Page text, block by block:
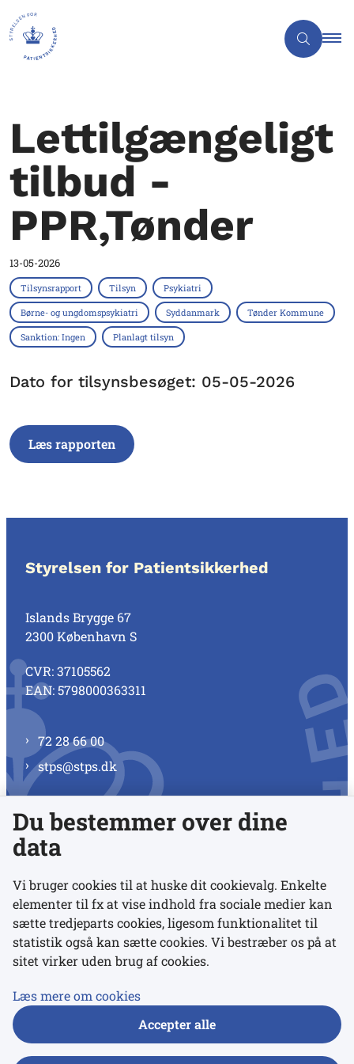
Lettilgængeligt
tilbud -
PPR,Tønder
13-05-2026
Tilsynsrapport Tilsyn Psykiatri
Børne- og ungdomspsykiatri Syddanmark Tønder Kommune
Sanktion: Ingen Planlagt tilsyn
Dato for tilsynsbesøget: 05-05-2026
Læs rapporten
Styrelsen for Patientsikkerhed
Islands Brygge 67
2300 København S
CVR: 37105562
EAN: 5798000363311
72 28 66 00
stps@stps.dk
Se alle kontaktnumre
Links
Udgivelser
Du bestemmer over dine
data
Vi bruger cookies til at huske dit cookievalg. Enkelte
elementer til fx at vise indhold fra sociale medier kan
sætte tredjeparts cookies, ligesom funktionalitet til
statistik også kan sætte cookies. Vi bestræber os på at
sitet virker uden brug af cookies.
Læs mere om cookies
Accepter alle